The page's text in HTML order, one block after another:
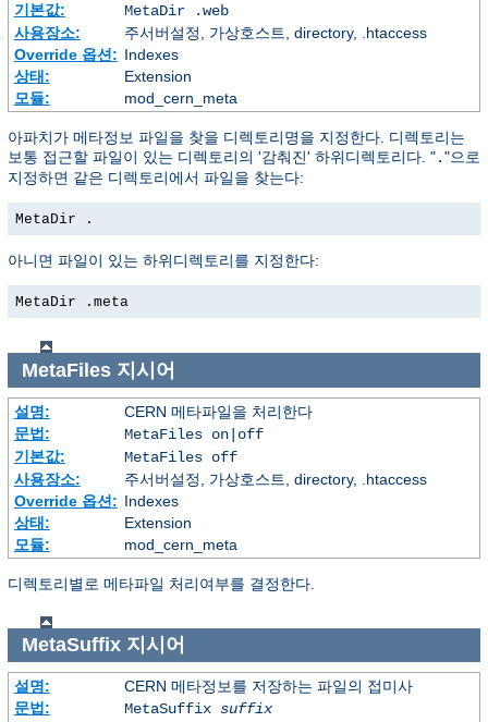
기본값:
MetaDir .web
사용장소:
주서버설정, 가상호스트, directory, .htaccess
Override 옵션: Indexes
상태:
Extension
모듈:
mod_cern_meta
아파치가 메타정보 파일을 찾을 디렉토리명을 지정한다. 디렉토리는
보통 접근할 파일이 있는 디렉토리의 '감춰진' 하위디렉토리다. "."으로
지정하면 같은 디렉토리에서 파일을 찾는다:
MetaDir .
아니면 파일이 있는 하위디렉토리를 지정한다:
MetaDir .meta
MetaFiles지시어
설명:
CERN 메타파일을 처리한다
문법:
MetaFiles on|off
기본값:
MetaFiles off
사용장소:
주서버설정, 가상호스트, directory, .htaccess
Override 옵션: Indexes
상태:
Extension
모듈:
mod_cern_meta
디렉토리별로 메타파일 처리여부를 결정한다.
MetaSuffix지시어
설명:
CERN 메타정보를 저장하는 파일의 접미사
문법:
MetaSuffix suffix